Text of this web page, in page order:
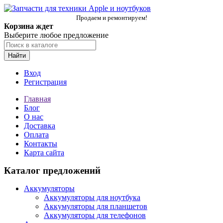
Продаем и ремонтируем!
Корзина ждет
Выберите любое предложение
Найти
Вход
Регистрация
Главная
Блог
О нас
Доставка
Оплата
Контакты
Карта сайта
Каталог предложений
Аккумуляторы
Аккумуляторы для ноутбука
Аккумуляторы для планшетов
Аккумуляторы для телефонов